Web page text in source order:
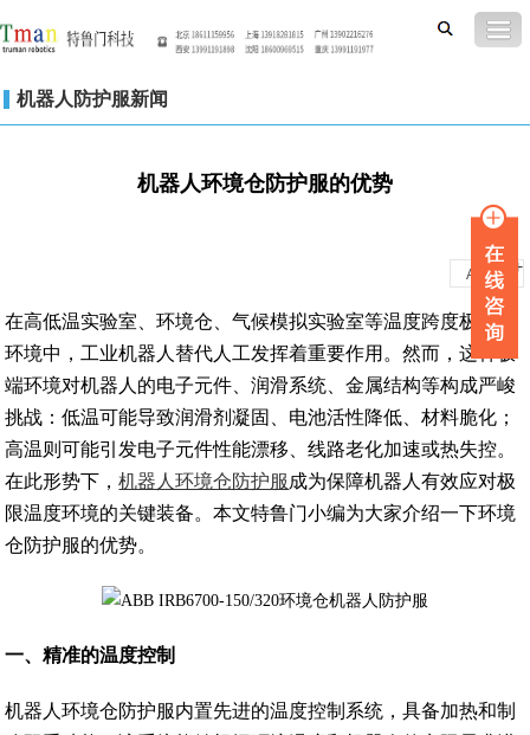
机器人防护服新闻
机器人环境仓防护服的优势
A A +
在高低温实验室、环境仓、气候模拟实验室等温度跨度极大的
环境中，工业机器人替代人工发挥着重要作用。然而，这种极
端环境对机器人的电子元件、润滑系统、金属结构等构成严峻
挑战：低温可能导致润滑剂凝固、电池活性降低、材料脆化；
高温则可能引发电子元件性能漂移、线路老化加速或热失控。
在此形势下，机器人环境仓防护服 成为保障机器人有效应对极
限温度环境的关键装备。本文特鲁门小编为大家介绍一下环境
仓防护服的优势。
一、精准的温度控制
机器人环境仓防护服内置先进的温度控制系统，具备加热和制